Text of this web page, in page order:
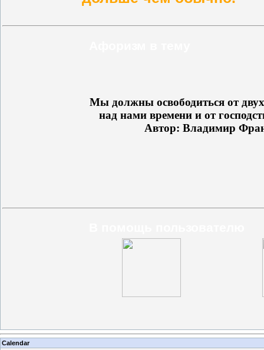
Мы должны освободиться от
над нами времени и от
Автор: Владимир
Calendar